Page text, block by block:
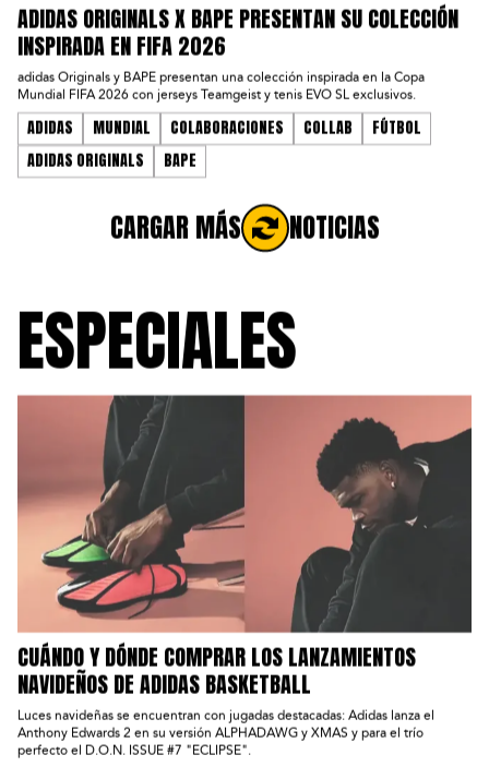
ADIDAS ORIGINALS X BAPE PRESENTAN SU COLECCIÓN
INSPIRADA EN FIFA 2026
adidas Originals y BAPE presentan una colección inspirada en la Copa
Mundial FIFA 2026 con jerseys Teamgeist y tenis EVO SL exclusivos.
ADIDAS MUNDIAL COLABORACIONES COLLAB
FÚTBOL
ADIDAS ORIGINALS
BAPE
CARGAR MÁS NOTICIAS
ESPECIALES
CUÁNDO Y DÓNDE COMPRAR LOS LANZAMIENTOS
NAVIDEÑOS DE ADIDAS BASKETBALL
Luces navideñas se encuentran con jugadas destacadas: Adidas lanza el
Anthony Edwards 2 en su versión ALPHADAWG y XMAS y para el trío
perfecto el D.O.N. ISSUE #7 "ECLIPSE".